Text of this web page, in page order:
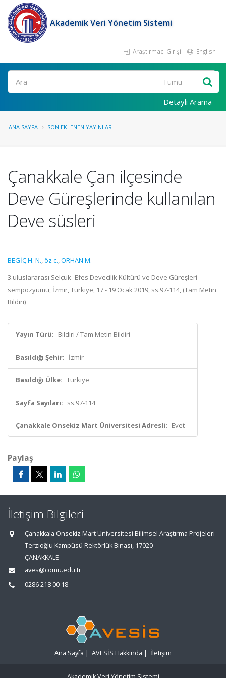
Akademik Veri Yönetim Sistemi
Araştırmacı Girişi English
Ara
Detaylı Arama
ANA SAYFA SON EKLENEN YAYINLAR
Çanakkale Çan ilçesinde
Deve Güreşlerinde kullanılan
Deve süsleri
BEGİÇ H. N.,öz c.,ORHAN M.
3.uluslararası Selçuk -Efes Devecilik Kültürü ve Deve Güreşleri
sempozyumu, İzmir, Türkiye, 17 - 19 Ocak 2019, ss.97-114, (Tam Metin
Bildiri)
Yayın Türü: Bildiri / Tam Metin Bildiri
Basıldığı Şehir: İzmir
Basıldığı Ülke: Türkiye
Sayfa Sayıları: ss.97-114
Çanakkale Onsekiz Mart Üniversitesi Adresli: Evet
Paylaş
İletişim Bilgileri
Çanakkala Onsekiz Mart Üniversitesi Bilimsel Araştırma Projeleri
Terzioğlu Kampüsü Rektörlük Binası, 17020
ÇANAKKALE
aves@comu.edu.tr
0286 218 00 18
Ana Sayfa | AVESİS Hakkında | İletişim